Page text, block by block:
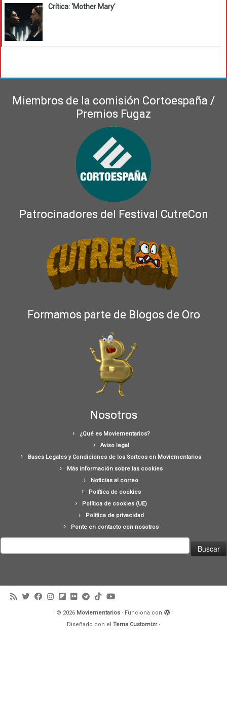
Crítica: ‘Mother Mary’
Miembros de la comisión Cortoespaña /
Premios Fugaz
Patrocinadores del Festival CutreCon
Formamos parte de Blogos de Oro
Nosotros
¿Qué es Moviementarios?
Aviso legal
Bases Legales y Condiciones de los Sorteos en Moviementarios
Más información sobre las cookies
Noticias al correo
Política de cookies
Política de cookies (UE)
Política de privacidad
Ponte en contacto con nosotros
· © 2026 Moviementarios · Funciona con
·
Diseñado con el Tema Customizr·